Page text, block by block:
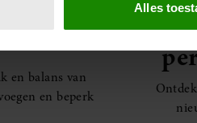
functies voor social media te
onze site met onze partners
met andere informatie
U gaat akkoord met
Alles
en balans van
en beperk